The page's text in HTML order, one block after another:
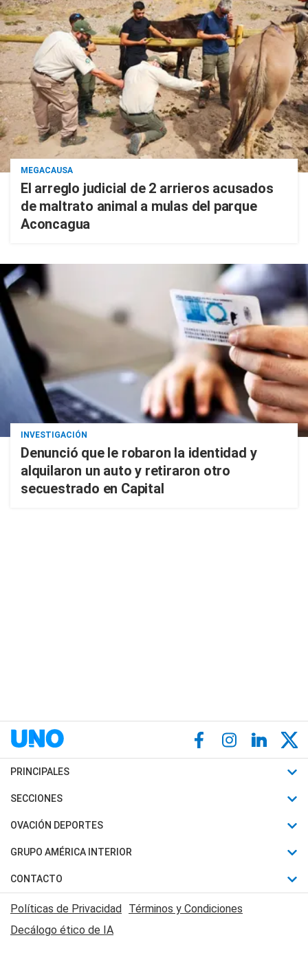
MEGACAUSA
El arreglo judicial de 2 arrieros acusados
de maltrato animal a mulas del parque
Aconcagua
INVESTIGACIÓN
Denunció que le robaron la identidad y
alquilaron un auto y retiraron otro
secuestrado en Capital
PRINCIPALES
Últimas Noticias
Política
Judiciales
Economia
SECCIONES
Horóscopo
Motores
Trucos caseros
Series y Películas
Edictos y Solicitadas
OVACIÓN DEPORTES
Fútbol
Mundial
Automovilismo
Rugby
GRUPO AMÉRICA INTERIOR
Canal 7 en Vivo
CONTACTO
Acerca de Nosotros
Contactanos
Políticas de Privacidad Términos y Condiciones
Decálogo ético de IA